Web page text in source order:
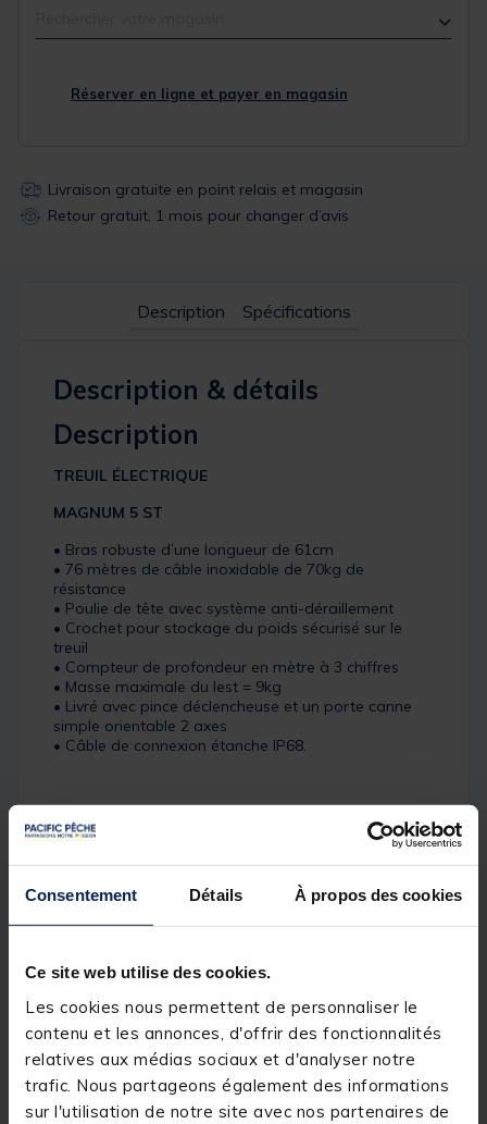
Consentement Détails À propos des cookies
Ce site web utilise des cookies.
Les cookies nous permettent de personnaliser le
contenu et les annonces, d'offrir des fonctionnalités
relatives aux médias sociaux et d'analyser notre
trafic. Nous partageons également des informations
sur l'utilisation de notre site avec nos partenaires de
Réserver en ligne et payer en magasin
Livraison gratuite en point relais et magasin
Retour gratuit, 1 mois pour changer d’avis
Description Spécifications
Description & détails
Description
TREUIL ÉLECTRIQUE
MAGNUM 5 ST
• Bras robuste d’une longueur de 61cm
• 76 mètres de câble inoxidable de 70kg de
résistance
• Poulie de tête avec système anti-déraillement
• Crochet pour stockage du poids sécurisé sur le
treuil
• Compteur de profondeur en mètre à 3 chiffres
• Masse maximale du lest = 9kg
• Livré avec pince déclencheuse et un porte canne
simple orientable 2 axes
• Câble de connexion étanche IP68.
Crée un champ d'énergie positive dans l'eau, pour
annuler celles créés par le système électrique du
Remontée rapide du câble de 75 m ou 250 pieds par
Basculez l'interrupteur vers le haut ou vers le bas et
votre treuil Magnum remonte automatiquement
votre poids, s'arrêtant à la ligne de flottaison.